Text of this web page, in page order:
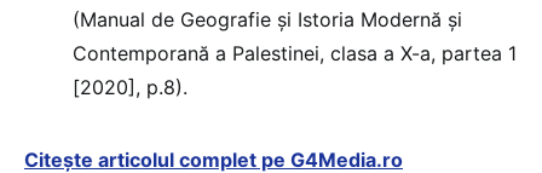
(Manual de Geografie și Istoria Modernă și
Contemporană a Palestinei, clasa a X-a, partea 1
[2020], p.8).
Citește articolul complet pe G4Media.ro